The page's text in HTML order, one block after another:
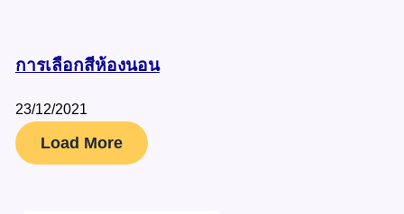
การเลือกสีห้องนอน
23/12/2021
Load More